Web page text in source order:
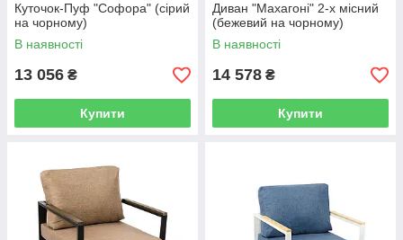
Куточок-Пуф "Софора" (сірий
на чорному)
В наявності
13 056 ₴
Купити
Диван "Махагоні" 2-х місний
(бежевий на чорному)
В наявності
14 578 ₴
Купити